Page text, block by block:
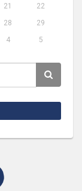
21
22
28
29
4 5